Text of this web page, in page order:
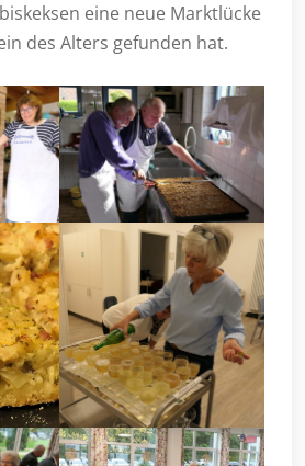
eine neue Marktlücke
des Alters gefunden hat.